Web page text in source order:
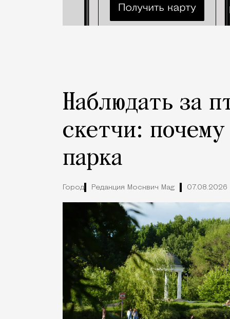
Наблюдать за
скетчи:
парка
Город Редакция Москвич Mag 07.08.2026